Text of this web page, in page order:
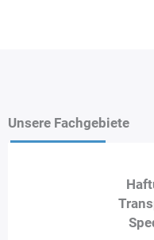
Unsere Fachgebiete